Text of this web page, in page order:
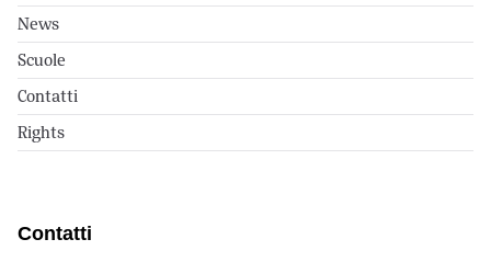
News
Scuole
Contatti
Rights
Contatti